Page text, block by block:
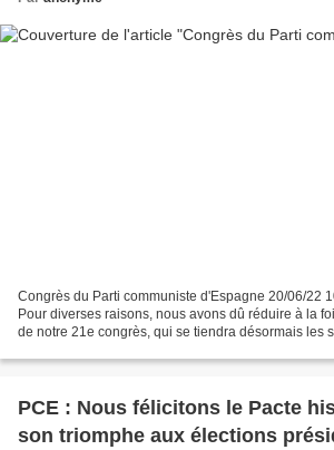
Congrès du Parti communiste d'Espagne 20/06/22
Pour diverses raisons, nous avons dû réduire à la
de notre 21e congrès, qui se tiendra désormais les
PCE : Nous félicitons le Pacte
son triomphe aux élections